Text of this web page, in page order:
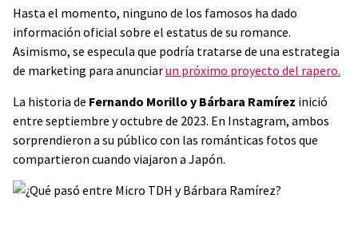
Hasta el momento, ninguno de los famosos ha dado
información oficial sobre el estatus de su romance.
Asimismo, se especula que podría tratarse de una estrategia
de marketing para anunciarun próximo proyecto del rapero.
La historia de Fernando Morillo y Bárbara Ramírez inició
entre septiembre y octubre de 2023. En Instagram, ambos
sorprendieron a su público con las románticas fotos que
compartieron cuando viajaron a Japón.